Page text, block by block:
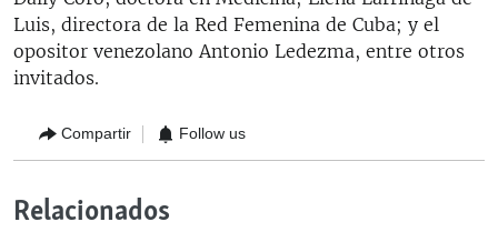
Luis, directora de la Red Femenina de Cuba; y el
opositor venezolano Antonio Ledezma, entre otros
invitados.
Compartir Follow us
Relacionados